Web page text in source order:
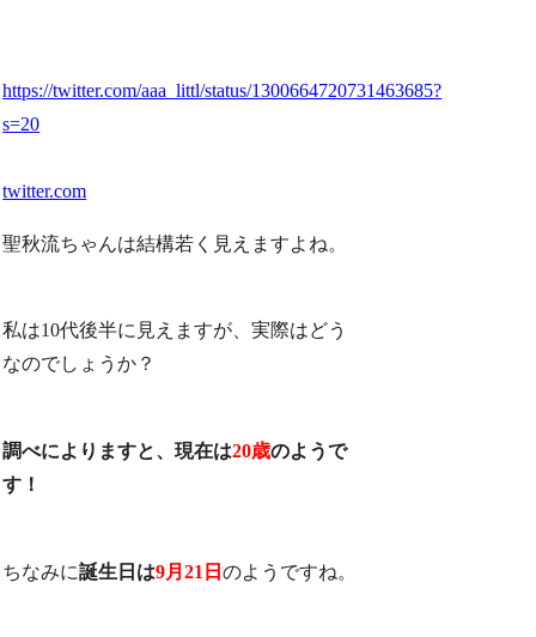
https://twitter.com/aaa_littl/status/1300664720731463685?
s=20
twitter.com
聖秋流ちゃんは結構若く見えますよね。
私は10代後半に見えますが、実際はどう
なのでしょうか？
調べによりますと、現在は20歳のようで
す！
ちなみに誕生日は9月21日のようですね。